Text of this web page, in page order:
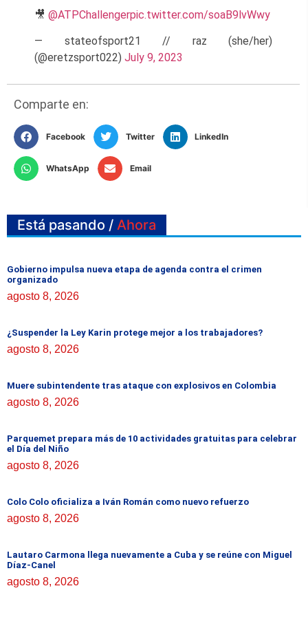
🎥 @ATPChallengerpic.twitter.com/soaB9lvWwy
— stateofsport21 // raz (she/her)
(@eretzsport022) July 9, 2023
Comparte en:
Facebook Twitter LinkedIn
WhatsApp Email
Está pasando / Ahora
Gobierno impulsa nueva etapa de agenda contra el crimen
organizado
agosto 8, 2026
¿Suspender la Ley Karin protege mejor a los trabajadores?
agosto 8, 2026
Muere subintendente tras ataque con explosivos en Colombia
agosto 8, 2026
Parquemet prepara más de 10 actividades gratuitas para celebrar
el Día del Niño
agosto 8, 2026
Colo Colo oficializa a Iván Román como nuevo refuerzo
agosto 8, 2026
Lautaro Carmona llega nuevamente a Cuba y se reúne con Miguel
Díaz-Canel
agosto 8, 2026